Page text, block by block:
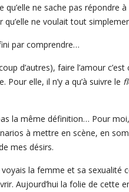
ne sache pas
ne voulait tout
par comprendre…
d’autres), faire l’amour
Pour elle, il n’y a qu’à suivre le
la même définition… Pour
à mettre en scène, en
mes désirs.
la femme et sa
Aujourd’hui la folie de